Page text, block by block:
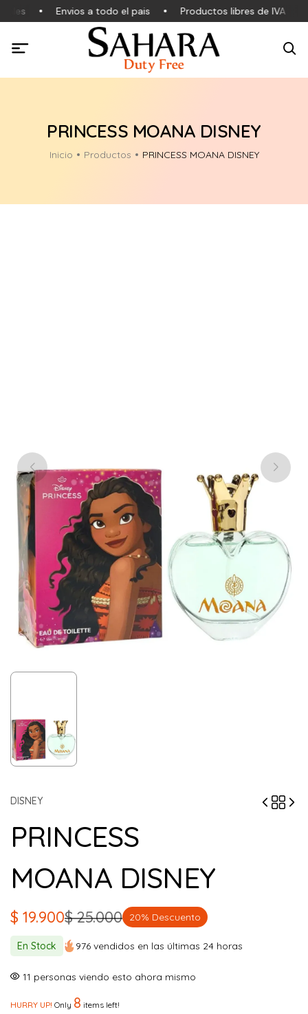
Envios a todo el pais Productos libres de IVA
PRINCESS MOANA DISNEY
Inicio Productos PRINCESS MOANA DISNEY
DISNEY
PRINCESS
MOANA DISNEY
$25.000
El
precio
original
era:
$ 25.000.
$ 19.900
El
precio
actual
$ 19.900.
20% Descuento
En Stock 976 vendidos en las últimas 24 horas
11 personas viendo esto ahora mismo
HURRY UP! Only 8 items left!